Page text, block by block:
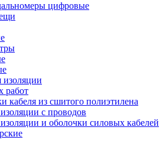
цифровые
изоляции
работ
кабеля из сшитого полиэтилена
с проводов
и оболочки силовых кабелей